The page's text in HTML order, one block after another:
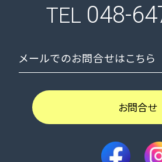
TEL 048-
メールでのお問合せはこちら
お問合せ